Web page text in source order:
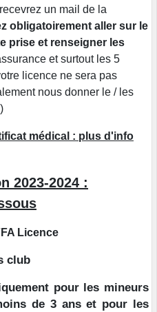
un mail de la
obligatoirement aller sur le
prise et renseigner les
et surtout les 5
licence ne sera pas
nous donner le / les
médical : plus d'info
2023-2024 :
Licence
club
pour les mineurs
de 3 ans et pour les